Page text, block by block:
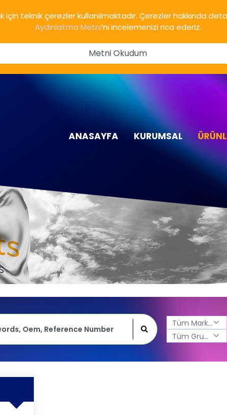
teknik çerezler kullanılmaktadır. Çerezler hakkında
Aydınlatma Metni’ni incelemenizi rica ederiz.
Metni Okudum
ANASAYFA KURUMSAL
Tüm Markalar
Tüm Gruplar